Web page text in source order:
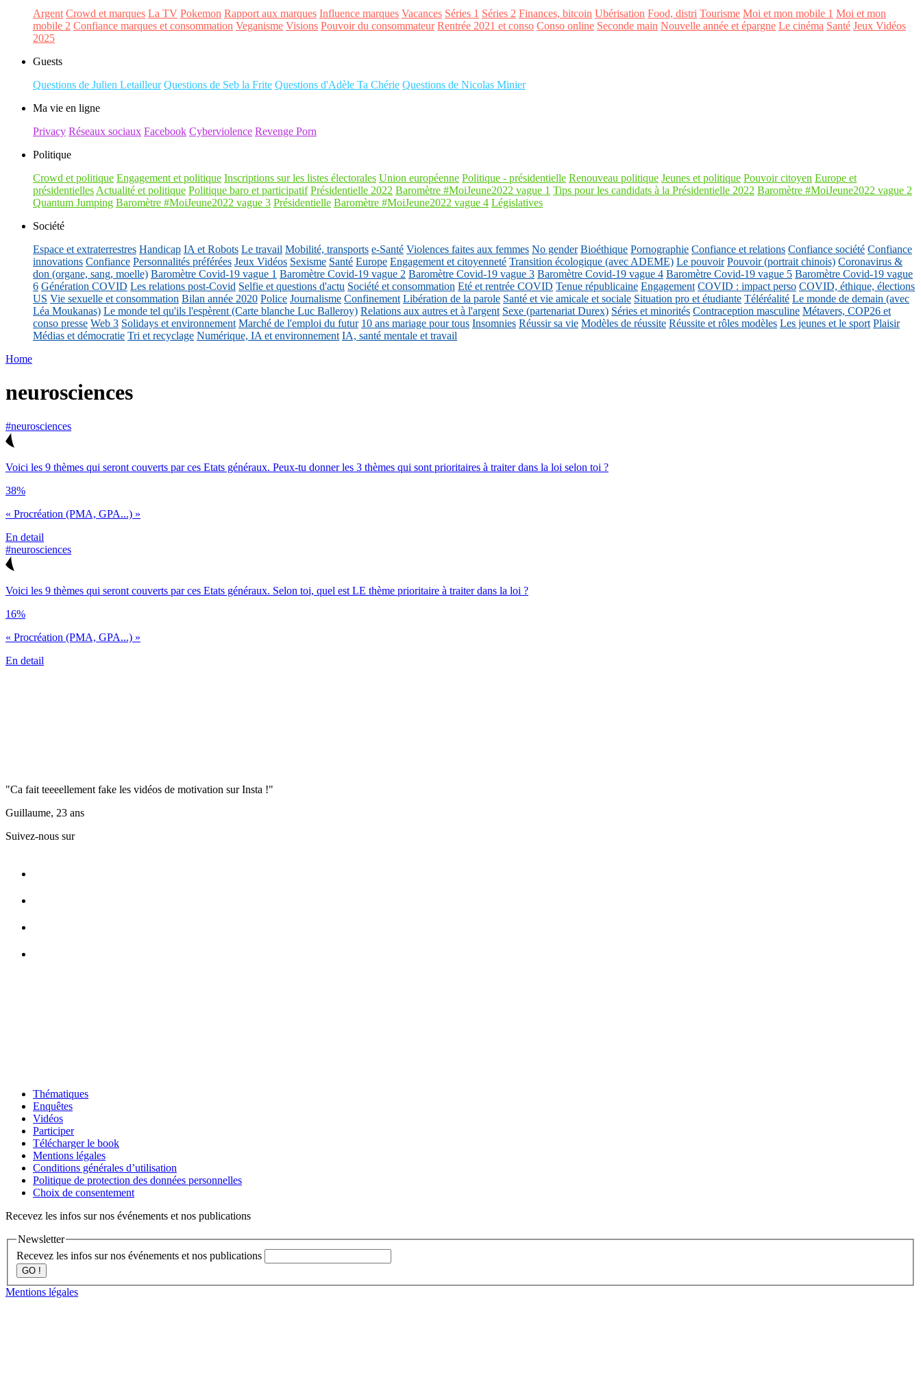
Argent Crowd et marques La TV Pokemon Rapport aux marques Influence marques Vacances Séries 1 Séries 2 Finances, bitcoin Ubérisation Food, distri Tourisme Moi et mon mobile 1 Moi et mon
mobile 2 Confiance marques et consommation Veganisme Visions Pouvoir du consommateur Rentrée 2021 et conso Conso online Seconde main Nouvelle année et épargne Le cinéma Santé Jeux Vidéos
2025
Guests
Questions de Julien Letailleur Questions de Seb la Frite Questions d'Adèle Ta Chérie Questions de Nicolas Minier
Ma vie en ligne
Privacy Réseaux sociaux Facebook Cyberviolence Revenge Porn
Politique
Crowd et politique Engagement et politique Inscriptions sur les listes électorales Union européenne Politique - présidentielle Renouveau politique Jeunes et politique Pouvoir citoyen Europe et
présidentielles Actualité et politique Politique baro et participatif Présidentielle 2022 Baromètre #MoiJeune2022 vague 1 Tips pour les candidats à la Présidentielle 2022 Baromètre #MoiJeune2022 vague 2
Quantum Jumping Baromètre #MoiJeune2022 vague 3 Présidentielle Baromètre #MoiJeune2022 vague 4 Législatives
Société
Espace et extraterrestres Handicap IA et Robots Le travail Mobilité, transports e-Santé Violences faites aux femmes No gender Bioéthique Pornographie Confiance et relations Confiance société Confiance
innovations Confiance Personnalités préférées Jeux Vidéos Sexisme Santé Europe Engagement et citoyenneté Transition écologique (avec ADEME) Le pouvoir Pouvoir (portrait chinois) Coronavirus &
don (organe, sang, moelle) Baromètre Covid-19 vague 1 Baromètre Covid-19 vague 2 Baromètre Covid-19 vague 3 Baromètre Covid-19 vague 4 Baromètre Covid-19 vague 5 Baromètre Covid-19 vague
6 Génération COVID Les relations post-Covid Selfie et questions d'actu Société et consommation Eté et rentrée COVID Tenue républicaine Engagement COVID : impact perso COVID, éthique, élections
US Vie sexuelle et consommation Bilan année 2020 Police Journalisme Confinement Libération de la parole Santé et vie amicale et sociale Situation pro et étudiante Téléréalité Le monde de demain (avec
Léa Moukanas) Le monde tel qu'ils l'espèrent (Carte blanche Luc Balleroy) Relations aux autres et à l'argent Sexe (partenariat Durex) Séries et minorités Contraception masculine Métavers, COP26 et
conso presse Web 3 Solidays et environnement Marché de l'emploi du futur 10 ans mariage pour tous Insomnies Réussir sa vie Modèles de réussite Réussite et rôles modèles Les jeunes et le sport Plaisir
Médias et démocratie Tri et recyclage Numérique, IA et environnement IA, santé mentale et travail
Home
neurosciences
#neurosciences
Voici les 9 thèmes qui seront couverts par ces Etats généraux. Peux-tu donner les 3 thèmes qui sont prioritaires à traiter dans la loi selon toi ?
38%
« Procréation (PMA, GPA...) »
En detail
#neurosciences
Voici les 9 thèmes qui seront couverts par ces Etats généraux. Selon toi, quel est LE thème prioritaire à traiter dans la loi ?
16%
« Procréation (PMA, GPA...) »
En detail
"Ca fait teeeellement fake les vidéos de motivation sur Insta !"
Guillaume, 23 ans
Suivez-nous sur
Thématiques
Enquêtes
Vidéos
Participer
Télécharger le book
Mentions légales
Conditions générales d’utilisation
Politique de protection des données personnelles
Choix de consentement
Recevez les infos sur nos événements et nos publications
Newsletter
Recevez les infos sur nos événements et nos publications
GO !
Mentions légales